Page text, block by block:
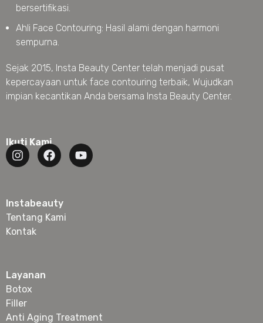
bersertifikasi.
Ahli Face Contouring: Hasil alami dengan harmoni
sempurna.
Sejak 2015, Insta Beauty Center telah menjadi pusat
kepercayaan untuk face contouring terbaik, Wujudkan
impian kecantikan Anda bersama Insta Beauty Center.
Ikuti Kami
Instabeauty
Tentang Kami
Kontak
Layanan
Botox
Filler
Anti Aging Treatment